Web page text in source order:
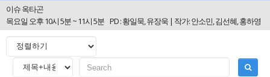
이슈 옥타곤
목요일 오후 10시 5분 ~ 11시 5분 PD : 황일묵, 유장욱 | 작가: 안소민, 김선혜, 홍하영